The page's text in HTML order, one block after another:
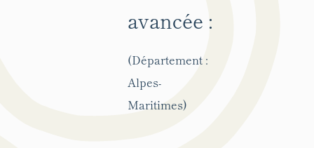
avancée :
(Département :
Alpes-
Maritimes)